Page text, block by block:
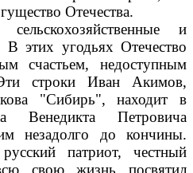
Отечества.
и
этих угодьях Отечество
счастьем, недоступным
строки Иван Акимов,
"Сибирь", находит в
Венедикта Петровича
незадолго до кончины.
патриот, честный